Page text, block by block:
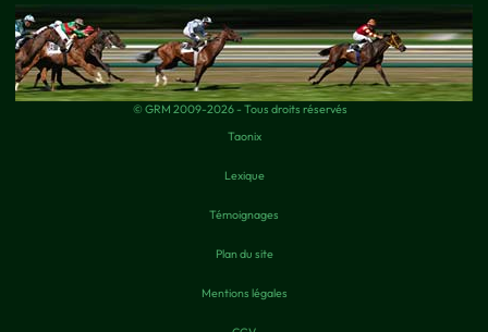
© GRM 2009-2026 - Tous droits réservés
Taonix
Lexique
Témoignages
Plan du site
Mentions légales